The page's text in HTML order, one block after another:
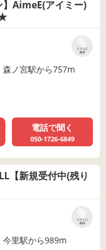
】AimeE(アイミー)
リストに
保存
ノ宮駅から757m
電話で聞く
050-1726-6849
【新規受付中(残り
リストに
保存
里駅から989m